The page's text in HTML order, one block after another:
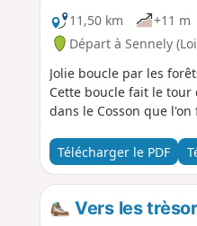
11,50 km
+11 m
Départ à Sennely
Jolie boucle par les
Cette boucle fait le tour
dans le Cosson que
Télécharger le PDF
Vers les